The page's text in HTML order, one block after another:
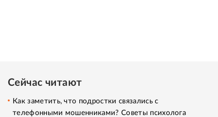
Сейчас читают
Как заметить, что подростки связались с
телефонными мошенниками? Советы психолога